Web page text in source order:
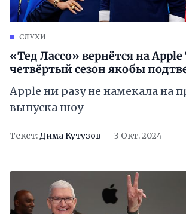
СЛУХИ
«Тед Лассо» вернётся на
четвёртый сезон якобы
Apple ни разу не намекала на
выпуска шоу
Текст:Дима Кутузов 3 Окт. 2024